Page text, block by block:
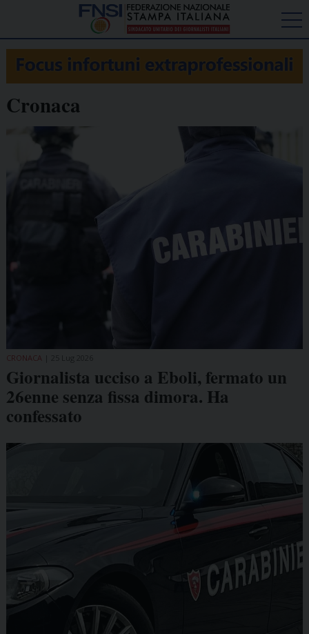
Cronaca
CRONACA
Giornalista ucciso a Eboli, fermato un
26enne senza fissa dimora. Ha
confessato